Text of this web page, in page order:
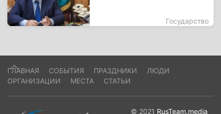
Государство
ГЛАВНАЯ СОБЫТИЯ ПРАЗДНИКИ
ЛЮДИ
ОРГАНИЗАЦИИ
МЕСТА СТАТЬИ
© 2021 RusTeam.media